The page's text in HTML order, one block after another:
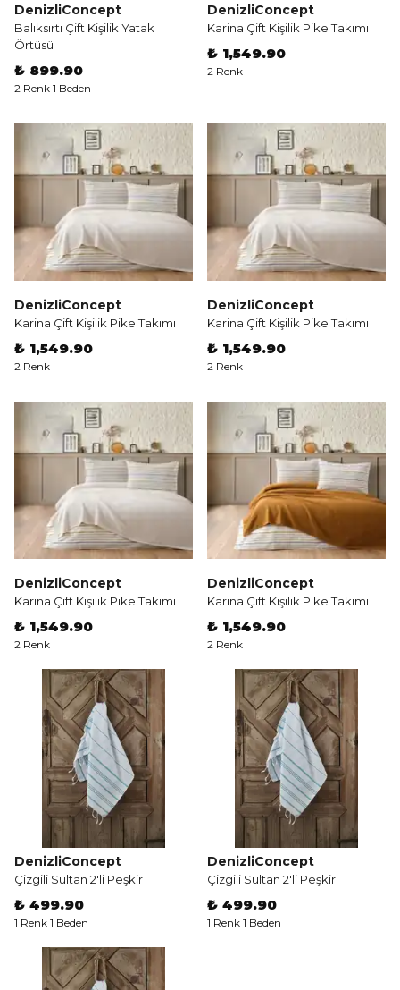
DenizliConcept
Balıksırtı Çift Kişilik Yatak
Örtüsü
₺ 899.90
2 Renk 1 Beden
DenizliConcept
Karina Çift Kişilik Pike Takımı
₺ 1,549.90
2 Renk
DenizliConcept
Karina Çift Kişilik Pike Takımı
₺ 1,549.90
2 Renk
DenizliConcept
Karina Çift Kişilik Pike Takımı
₺ 1,549.90
2 Renk
DenizliConcept
Karina Çift Kişilik Pike Takımı
₺ 1,549.90
2 Renk
DenizliConcept
Karina Çift Kişilik Pike Takımı
₺ 1,549.90
2 Renk
DenizliConcept
Çizgili Sultan 2'li Peşkir
₺ 499.90
1 Renk 1 Beden
DenizliConcept
Çizgili Sultan 2'li Peşkir
₺ 499.90
1 Renk 1 Beden